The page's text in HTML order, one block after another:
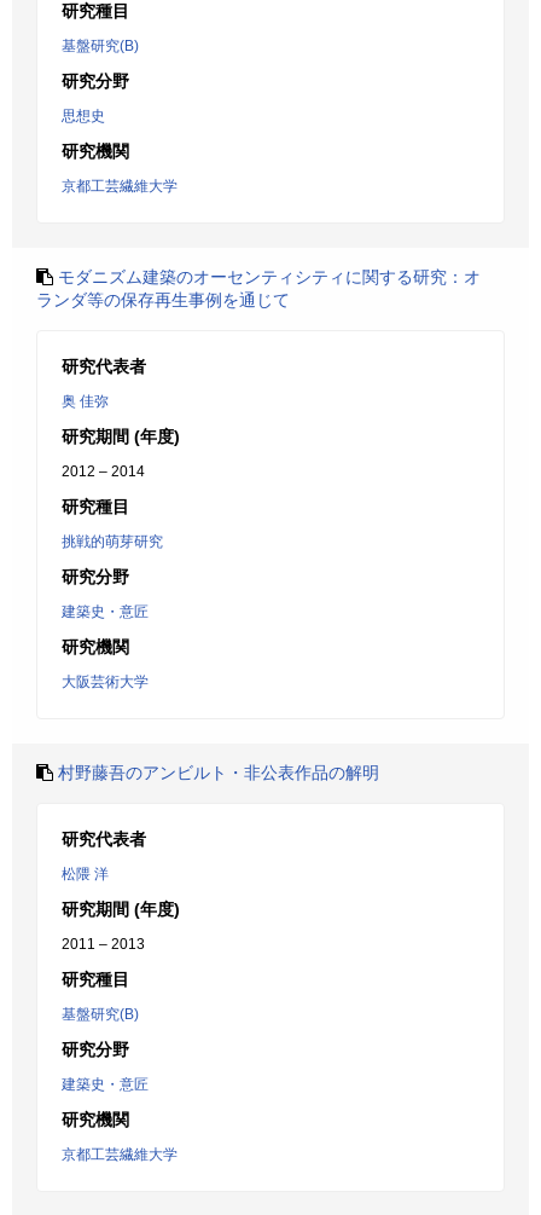
研究種目
基盤研究(B)
研究分野
思想史
研究機関
京都工芸繊維大学
モダニズム建築のオーセンティシティに関する研究：オ
ランダ等の保存再生事例を通じて
研究代表者
奥 佳弥
研究期間 (年度)
2012 – 2014
研究種目
挑戦的萌芽研究
研究分野
建築史・意匠
研究機関
大阪芸術大学
村野藤吾のアンビルト・非公表作品の解明
研究代表者
松隈 洋
研究期間 (年度)
2011 – 2013
研究種目
基盤研究(B)
研究分野
建築史・意匠
研究機関
京都工芸繊維大学